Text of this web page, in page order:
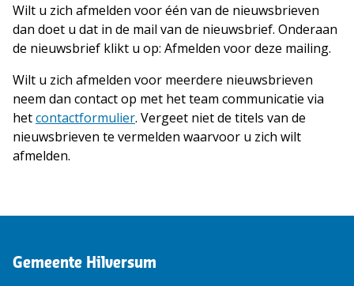
Wilt u zich afmelden voor één van de nieuwsbrieven
dan doet u dat in de mail van de nieuwsbrief. Onderaan
de nieuwsbrief klikt u op: Afmelden voor deze mailing.
Wilt u zich afmelden voor meerdere nieuwsbrieven
neem dan contact op met het team communicatie via
hetcontactformulier. Vergeet niet de titels van de
nieuwsbrieven te vermelden waarvoor u zich wilt
afmelden.
Gemeente Hilversum